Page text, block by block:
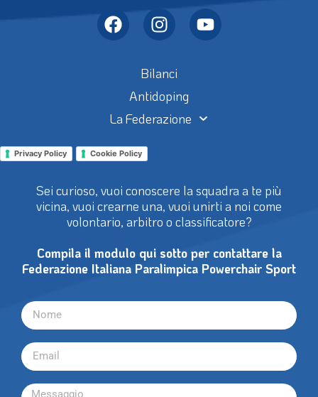
Bilanci
Antidoping
La Federazione
Privacy Policy Cookie Policy
Sei curioso, vuoi conoscere la squadra a te più
vicina, vuoi crearne una, vuoi unirti a noi come
volontario, arbitro o classificatore?
Compila il modulo qui sotto per contattare la
Federazione Italiana Paralimpica Powerchair Sport